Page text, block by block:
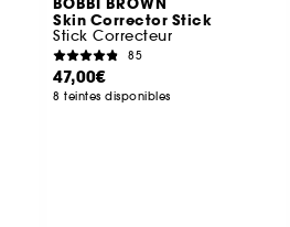
BOBBI BROWN
Skin Corrector Stick
Stick Correcteur
85
47,00€
8 teintes disponibles